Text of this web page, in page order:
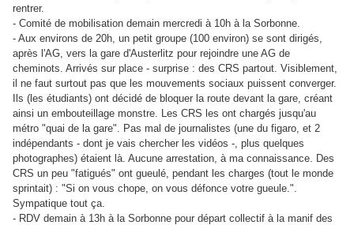
rentrer.
- Comité de mobilisation demain mercredi à 10h à la Sorbonne.
- Aux environs de 20h, un petit groupe (100 environ) se sont dirigés,
après l'AG, vers la gare d'Austerlitz pour rejoindre une AG de
cheminots. Arrivés sur place - surprise : des CRS partout. Visiblement,
il ne faut surtout pas que les mouvements sociaux puissent converger.
Ils (les étudiants) ont décidé de bloquer la route devant la gare, créant
ainsi un embouteillage monstre. Les CRS les ont chargés jusqu'au
métro "quai de la gare". Pas mal de journalistes (une du figaro, et 2
indépendants - dont je vais chercher les vidéos -, plus quelques
photographes) étaient là. Aucune arrestation, à ma connaissance. Des
CRS un peu "fatigués" ont gueulé, pendant les charges (tout le monde
sprintait) : "Si on vous chope, on vous défonce votre gueule.".
Sympatique tout ça.
- RDV demain à 13h à la Sorbonne pour départ collectif à la manif des